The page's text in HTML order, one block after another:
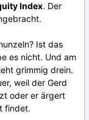
Index. Der
Ist das
es nicht. Und am
grimmig drein.
weil der Gerd
oder er ärgert
findet.